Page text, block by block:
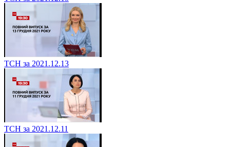
ТСН за 2021.12.13
ТСН за 2021.12.11